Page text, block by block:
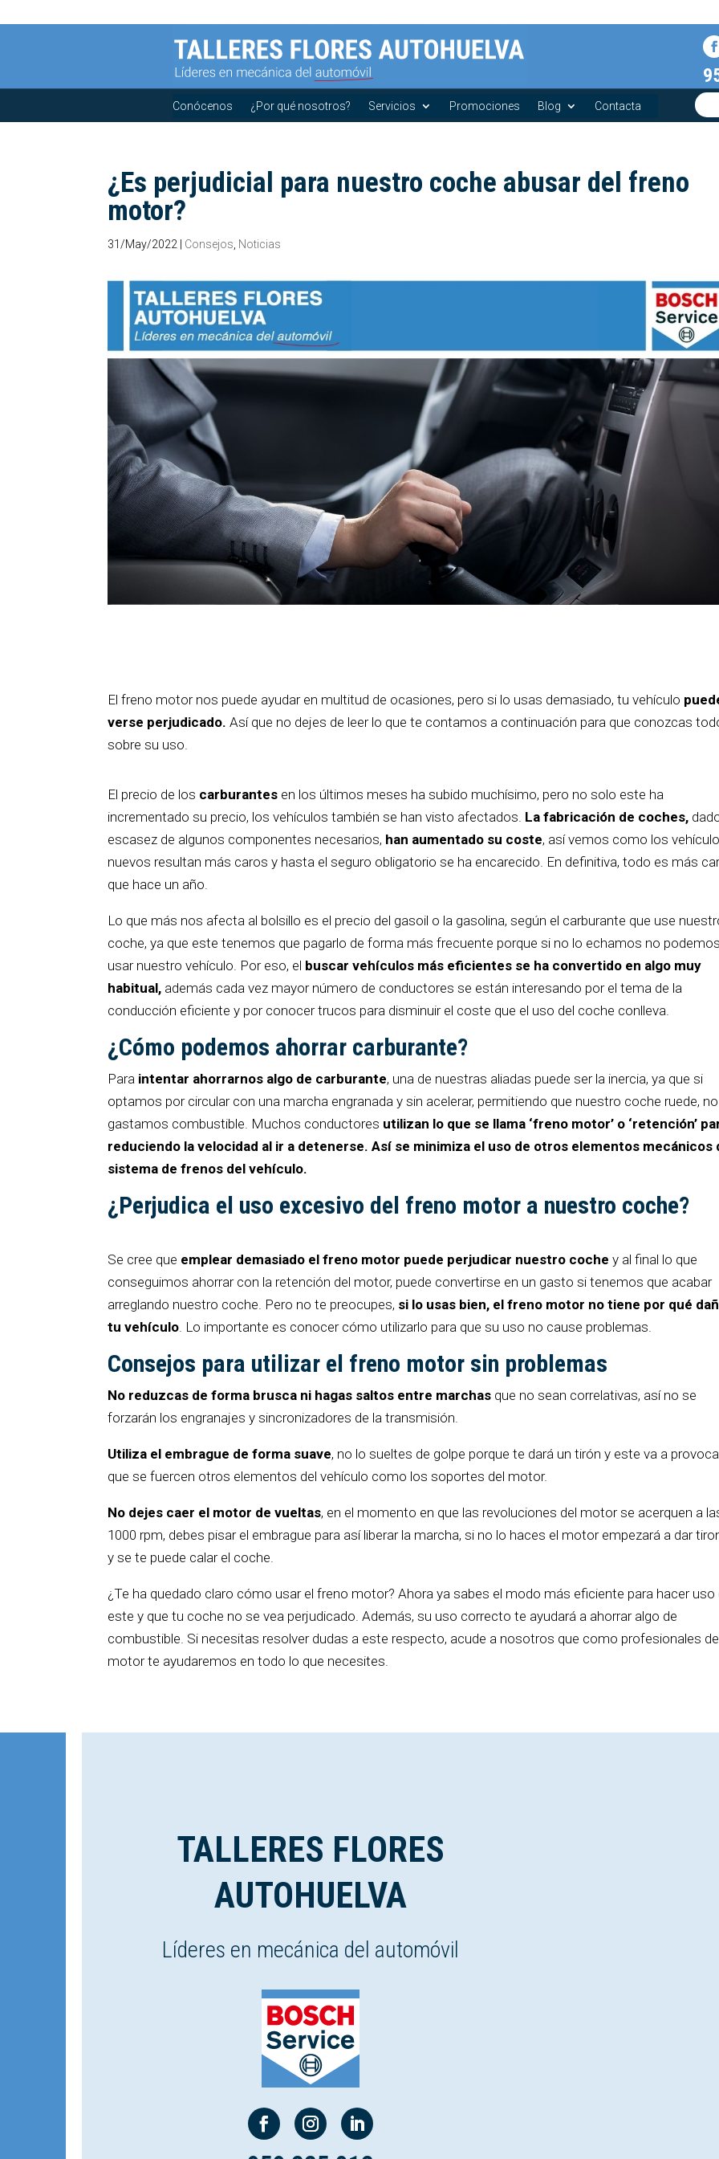
Conócenos ¿Por qué nosotros? Servicios Promociones Blog Contacta
¿Es perjudicial para nuestro coche abusar del freno
motor?
31/May/2022 Consejos Noticias
El freno motor nos puede ayudar en multitud de ocasiones, pero si lo usas demasiado, tu vehículo
verse perjudicado. Así que no dejes de leer lo que te contamos a continuación para que conozcas
sobre su uso.
El precio de los carburantes en los últimos meses ha subido muchísimo, pero no solo este ha
incrementado su precio, los vehículos también se han visto afectados. La fabricación de coches,
escasez de algunos componentes necesarios, han aumentado su coste, así vemos como los
nuevos resultan más caros y hasta el seguro obligatorio se ha encarecido. En definitiva, todo es más
que hace un año.
Lo que más nos afecta al bolsillo es el precio del gasoil o la gasolina, según el carburante que use
coche, ya que este tenemos que pagarlo de forma más frecuente porque si no lo echamos no podemos
usar nuestro vehículo. Por eso, el buscar vehículos más eficientes se ha convertido en algo muy
habitual, además cada vez mayor número de conductores se están interesando por el tema de la
conducción eficiente y por conocer trucos para disminuir el coste que el uso del coche conlleva.
¿Cómo podemos ahorrar carburante?
Para intentar ahorrarnos algo de carburante, una de nuestras aliadas puede ser la inercia, ya que si
optamos por circular con una marcha engranada y sin acelerar, permitiendo que nuestro coche ruede, no
gastamos combustible. Muchos conductores utilizan lo que se llama ‘freno motor’ o ‘retención’
reduciendo la velocidad al ir a detenerse. Así se minimiza el uso de otros elementos mecánicos
sistema de frenos del vehículo.
¿Perjudica el uso excesivo del freno motor a nuestro coche?
Se cree que emplear demasiado el freno motor puede perjudicar nuestro coche y al final lo que
conseguimos ahorrar con la retención del motor, puede convertirse en un gasto si tenemos que acabar
arreglando nuestro coche. Pero no te preocupes, si lo usas bien, el freno motor no tiene por qué
tu vehículo. Lo importante es conocer cómo utilizarlo para que su uso no cause problemas.
Consejos para utilizar el freno motor sin problemas
No reduzcas de forma brusca ni hagas saltos entre marchas que no sean correlativas, así no se
forzarán los engranajes y sincronizadores de la transmisión.
Utiliza el embrague de forma suave, no lo sueltes de golpe porque te dará un tirón y este va a
que se fuercen otros elementos del vehículo como los soportes del motor.
No dejes caer el motor de vueltas, en el momento en que las revoluciones del motor se acerquen a
1000 rpm, debes pisar el embrague para así liberar la marcha, si no lo haces el motor empezará a dar
y se te puede calar el coche.
¿Te ha quedado claro cómo usar el freno motor? Ahora ya sabes el modo más eficiente para hacer uso
este y que tu coche no se vea perjudicado. Además, su uso correcto te ayudará a ahorrar algo de
combustible. Si necesitas resolver dudas a este respecto, acude a nosotros que como profesionales
motor te ayudaremos en todo lo que necesites.
TALLERES FLORES
AUTOHUELVA
Líderes en mecánica del automóvil